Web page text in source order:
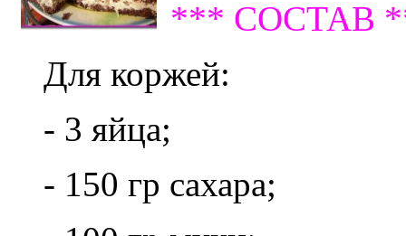
*** СОСТАВ
Для коржей:
- 3 яйца;
- 150 гр сахара;